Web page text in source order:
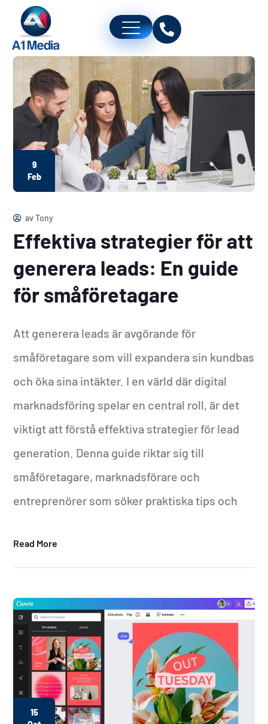
9
Feb
avTony
Effektiva strategier för att
generera leads: En guide
för småföretagare
Att generera leads är avgörande för
småföretagare som vill expandera sin kundbas
och öka sina intäkter. I en värld där digital
marknadsföring spelar en central roll, är det
viktigt att förstå effektiva strategier för lead
generation. Denna guide riktar sig till
småföretagare, marknadsförare och
entreprenörer som söker praktiska tips och
Read More
15